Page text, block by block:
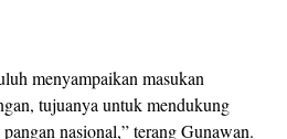
menyampaikan masukan
tujuanya untuk mendukung
nasional,” terang Gunawan.